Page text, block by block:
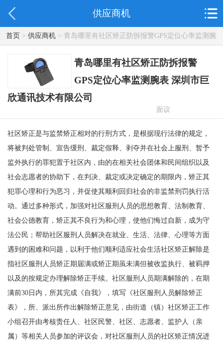
供应商机
首页> 供应商机> 青岛哪里有社区矫正防拆报警GPS定位心率监测腕
表 深圳市巨欣通讯技术有限公司
青岛哪里有社区矫正防拆报警
GPS定位心率监测腕表 深圳市巨
欣通讯技术有限公司
面议
社区矫正是与监禁矫正相对的行刑方式，是根据现行法律的规定，
将被判处管制、宣告缓刑、裁定假释、剥夺并在社会上服刑、暂予
监外执行的罪犯置于社区内，由的在相关社会团体和民间组织以及
社会志愿者的协助下，在判决、裁定或决定确定的期限内，矫正其
犯罪心理和行为恶习，并促使其顺利回归社会的非监禁刑罚执行活
动。通过多种形式，加强对社区服刑人员的思想教育、法制教育、
社会公德教育，矫正其不良行为和心理，使他们悔过自新，成为守
法公民；帮助社区服刑人员解决在就业、生活、法律、心理等方面
遇到的困难和问题，以利于他们顺利适应社会生活社区矫正解除是
指社区服刑人员矫正期届满或矫正期虽未满但被收监执行、被羁押
以及的按规定办理解除矫正手续。社区服刑人员期满解除的，在期
满前30日内，所其完成《自我》，填写《社区服刑人员解除矫正
表》，所、派出所作出解除矫正意见，由街道（镇）社区矫正工作
小组召开由考核责任人、社区民警、社区、志愿者、监护人（亲
属）等相关人员参加的评议会，对社区服刑人员的社区矫正情况进